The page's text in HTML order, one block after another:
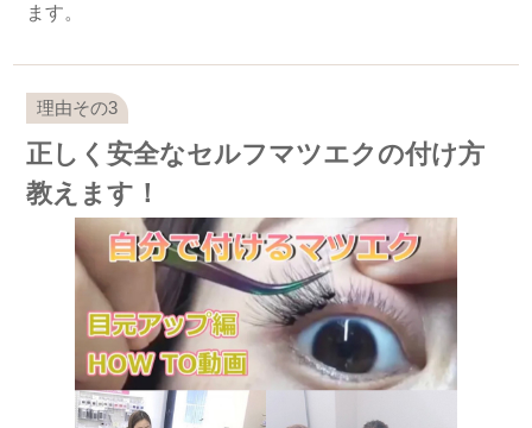
ます。
正しく安全なセルフマツエクの付け方
教えます！